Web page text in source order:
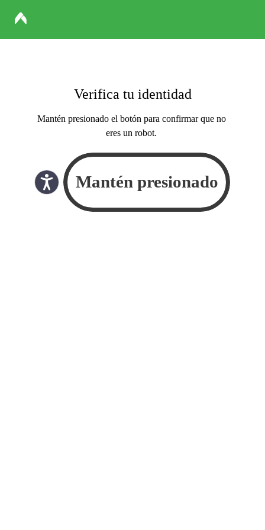
Verifica tu identidad
Mantén presionado el botón para confirmar que no
eres un robot.